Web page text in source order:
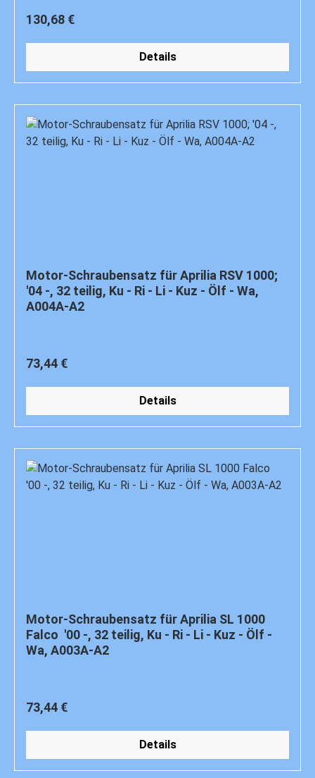
Regulärer Preis:
130,68 €
Details
Motor-Schraubensatz für Aprilia RSV 1000;
'04 -, 32 teilig, Ku - Ri - Li - Kuz - Ölf - Wa,
A004A-A2
Regulärer Preis:
73,44 €
Details
Motor-Schraubensatz für Aprilia SL 1000
Falco '00 -, 32 teilig, Ku - Ri - Li - Kuz - Ölf -
Wa, A003A-A2
Regulärer Preis:
73,44 €
Details